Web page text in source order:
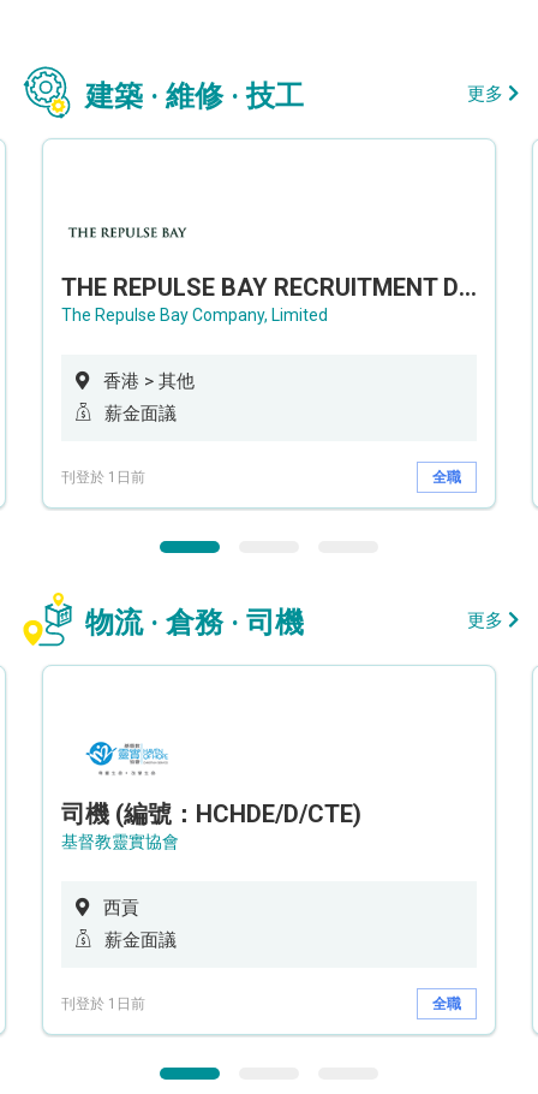
建築 · 維修 · 技工 更多
THE REPULSE BAY RECRUITMENT DAY 淺水灣影灣園人才招聘會
The Repulse Bay Company, Limited
香港 > 其他
薪金面議
刊登於 1日前 全職
物流 · 倉務 · 司機 更多
司機 (編號：HCHDE/D/CTE)
基督教靈實協會
西貢
薪金面議
刊登於 1日前 全職